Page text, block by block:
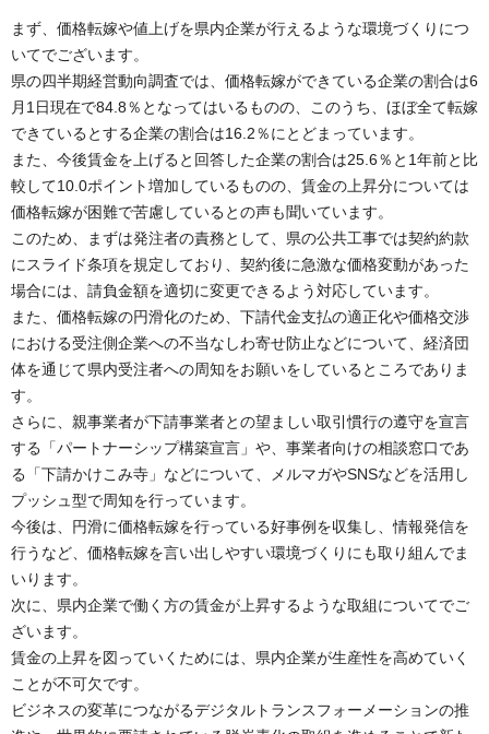
まず、価格転嫁や値上げを県内企業が行えるような環境づくりにつ
いてでございます。
県の四半期経営動向調査では、価格転嫁ができている企業の割合は6
月1日現在で84.8％となってはいるものの、このうち、ほぼ全て転嫁
できているとする企業の割合は16.2％にとどまっています。
また、今後賃金を上げると回答した企業の割合は25.6％と1年前と比
較して10.0ポイント増加しているものの、賃金の上昇分については
価格転嫁が困難で苦慮しているとの声も聞いています。
このため、まずは発注者の責務として、県の公共工事では契約約款
にスライド条項を規定しており、契約後に急激な価格変動があった
場合には、請負金額を適切に変更できるよう対応しています。
また、価格転嫁の円滑化のため、下請代金支払の適正化や価格交渉
における受注側企業への不当なしわ寄せ防止などについて、経済団
体を通じて県内受注者への周知をお願いをしているところでありま
す。
さらに、親事業者が下請事業者との望ましい取引慣行の遵守を宣言
する「パートナーシップ構築宣言」や、事業者向けの相談窓口であ
る「下請かけこみ寺」などについて、メルマガやSNSなどを活用し
プッシュ型で周知を行っています。
今後は、円滑に価格転嫁を行っている好事例を収集し、情報発信を
行うなど、価格転嫁を言い出しやすい環境づくりにも取り組んでま
いります。
次に、県内企業で働く方の賃金が上昇するような取組についてでご
ざいます。
賃金の上昇を図っていくためには、県内企業が生産性を高めていく
ことが不可欠です。
ビジネスの変革につながるデジタルトランスフォーメーションの推